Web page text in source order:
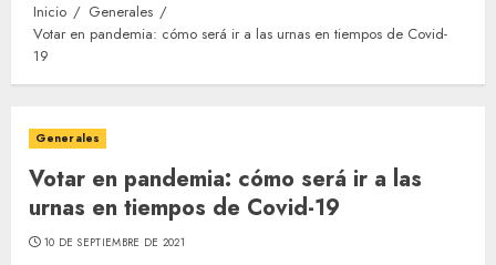
Inicio
Generales
Votar en pandemia: cómo será ir a las urnas en tiempos de Covid-
19
Generales
Votar en pandemia: cómo será ir a las
urnas en tiempos de Covid-19
10 DE SEPTIEMBRE DE 2021